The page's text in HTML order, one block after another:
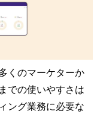
くのマーケターか
での使いやすさは
ング業務に必要な